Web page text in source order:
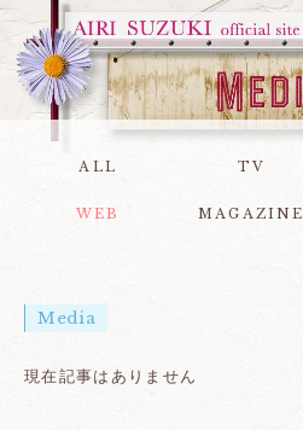
ALL TV
WEB MAGAZINE
Media
現在記事はありません